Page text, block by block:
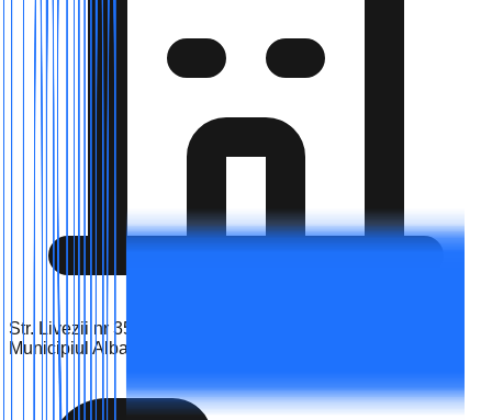
Str. Livezii nr 35A
Municipiul Alba, Jud. Alba